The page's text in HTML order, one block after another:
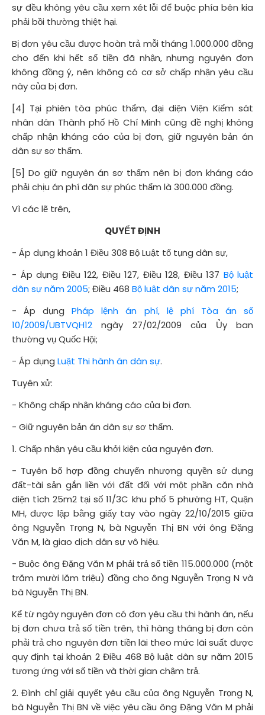
sự đều không yêu cầu xem xét lỗi để buộc phía bên kia
phải bồi thường thiệt hại.
Bị đơn yêu cầu được hoàn trả mỗi tháng 1.000.000 đồng
cho đến khi hết số tiền đã nhận, nhưng nguyên đơn
không đồng ý, nên không có cơ sở chấp nhận yêu cầu
này của bị đơn.
[4] Tại phiên tòa phúc thẩm, đại diện Viện Kiểm sát
nhân dân Thành phố Hồ Chí Minh cũng đề nghị không
chấp nhận kháng cáo của bị đơn, giữ nguyên bản án
dân sự sơ thẩm.
[5] Do giữ nguyên án sơ thẩm nên bị đơn kháng cáo
phải chịu án phí dân sự phúc thẩm là 300.000 đồng.
Vì các lẽ trên,
QUYẾT ĐỊNH
- Áp dụng khoản 1 Điều 308 Bộ Luật tố tụng dân sự,
- Áp dụng Điều 122, Điều 127, Điều 128, Điều 137 Bộ luật
dân sự năm 2005; Điều 468 Bộ luật dân sự năm 2015;
- Áp dụngPháp lệnh án phí, lệ phí Tòa án số
10/2009/UBTVQH12 ngày 27/02/2009 của Ủy ban
thường vụ Quốc Hội;
- Áp dụng Luật Thi hành án dân sự.
Tuyên xử:
- Không chấp nhận kháng cáo của bị đơn.
- Giữ nguyên bản án dân sự sơ thẩm.
1. Chấp nhận yêu cầu khởi kiện của nguyên đơn.
- Tuyên bố hợp đồng chuyển nhượng quyền sử dụng
đất-tài sản gắn liền với đất đối với một phần căn nhà
diện tích 25m2 tại số 11/3C khu phố 5 phường HT, Quận
MH, được lập bằng giấy tay vào ngày 22/10/2015 giữa
ông Nguyễn Trọng N, bà Nguyễn Thị BN với ông Đặng
Văn M, là giao dịch dân sự vô hiệu.
- Buộc ông Đặng Văn M phải trả số tiền 115.000.000 (một
trăm mười lăm triệu) đồng cho ông Nguyễn Trọng N và
bà Nguyễn Thị BN.
Kể từ ngày nguyên đơn có đơn yêu cầu thi hành án, nếu
bị đơn chưa trả số tiền trên, thì hàng tháng bị đơn còn
phải trả cho nguyên đơn tiền lãi theo mức lãi suất được
quy định tại khoản 2 Điều 468 Bộ luật dân sự năm 2015
tương ứng với số tiền và thời gian chậm trả.
2. Đình chỉ giải quyết yêu cầu của ông Nguyễn Trọng N,
bà Nguyễn Thị BN về việc yêu cầu ông Đặng Văn M phải